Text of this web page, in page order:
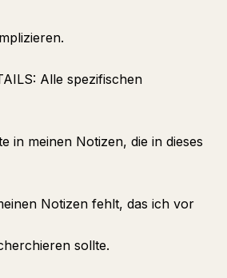
Alle spezifischen
in meinen Notizen, die in dieses
Notizen fehlt, das ich vor
sollte.